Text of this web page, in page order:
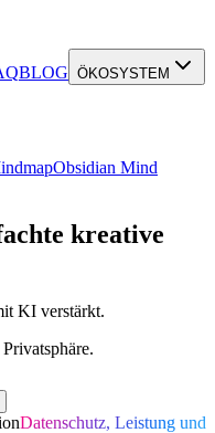
BLOG ÖKOSYSTEM
Obsidian Mind
kreative
KI verstärkt.
Datenschutz, Leistung und